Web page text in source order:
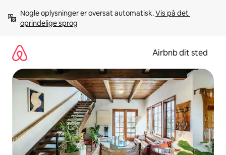
videre
Nogle oplysninger er oversat automatisk. Vis på det
oprindelige sprog
Airbnb dit sted